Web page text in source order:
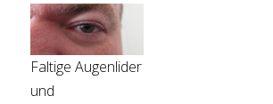
Faltige Augenlider
und